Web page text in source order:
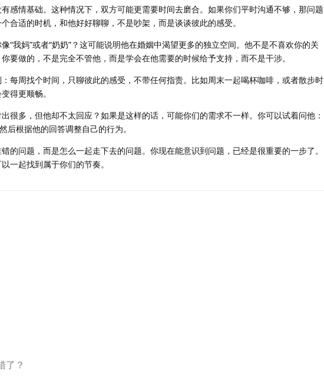
感情基础。这种情况下，双方可能更需要时间去磨合。如果你们平时沟通不够，那问题
合适的时机，和他好好聊聊，不是吵架，而是谈谈彼此的感受。
“我妈”或者“奶奶”？这可能说明他在婚姻中渴望更多的独立空间。他不是不喜欢你的关
要做的，不是完全不管他，而是学会在他需要的时候给予支持，而不是干涉。
每周找个时间，只聊彼此的感受，不带任何指责。比如周末一起喝杯咖啡，或者散步时
得更顺畅。
很多，但他却不太回应？如果是这样的话，可能你们的需求不一样。你可以试着问他：
后根据他的回答调整自己的行为。
的问题，而是怎么一起走下去的问题。你现在能意识到问题，已经是很重要的一步了。
一起找到属于你们的节奏。
了？